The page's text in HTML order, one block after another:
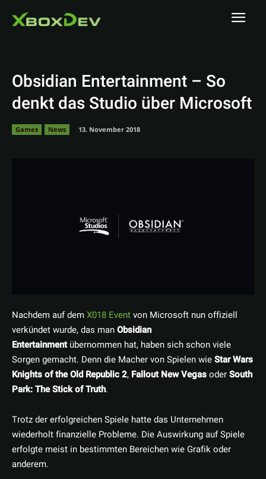
Obsidian Entertainment – So
denkt das Studio über Microsoft
Games News 13. November 2018
Nachdem auf demX018 Eventvon Microsoft nun offiziell
verkündet wurde, das manObsidian
Entertainmentübernommen hat, haben sich schon viele
Sorgen gemacht. Denn die Macher von Spielen wieStar Wars
Knights of the Old Republic 2, Fallout New VegasoderSouth
Park: The Stick of Truth.
Trotz der erfolgreichen Spiele hatte das Unternehmen
wiederholt finanzielle Probleme. Die Auswirkung auf Spiele
erfolgte meist in bestimmten Bereichen wie Grafik oder
anderem.